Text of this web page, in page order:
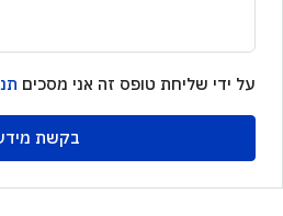
על ידי שליחת טופס זה אני מסכים
בקשת